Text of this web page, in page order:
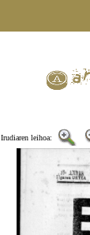
Irudiaren leihoa: